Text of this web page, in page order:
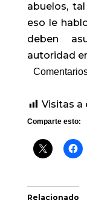
abuelos,
eso le
deben
autoridad
Visitas a
Comparte esto:
Relacionado